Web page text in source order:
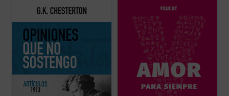
Esta publicación contiene artículos
dedicados a temas habituales como la
implicación en casos de corrupción del
gobierno británico marcó una diferencia en
(ver ficha)
Basado en casi mil preguntas de jóvenes
sacerdotes, matrimonios y teólogos, este
libro acompaña a la pareja antes, durante y
después de la preparación matrimonial,
ayudándola a reflexionar, ...
(ver ficha)